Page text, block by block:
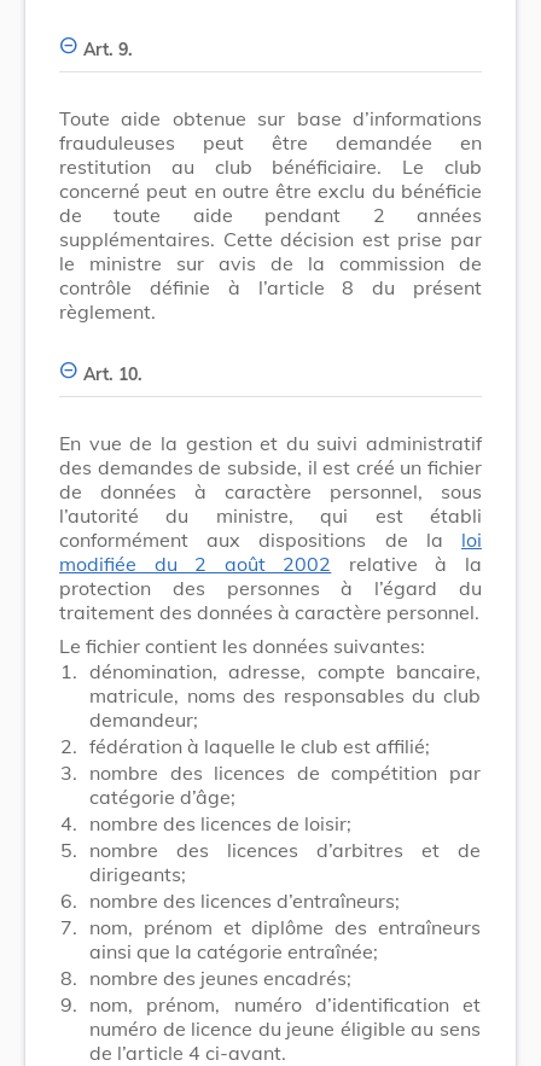
Art. 9.
Toute aide obtenue sur base d’informations
frauduleuses peut être demandée en
restitution au club bénéficiaire. Le club
concerné peut en outre être exclu du bénéficie
de toute aide pendant 2 années
supplémentaires. Cette décision est prise par
le ministre sur avis de la commission de
contrôle définie à l’article 8 du présent
règlement.
Art. 10.
En vue de la gestion et du suivi administratif
des demandes de subside, il est créé un fichier
de données à caractère personnel, sous
l’autorité du ministre, qui est établi
conformément aux dispositions de la loi
modifiée du 2 août 2002 relative à la
protection des personnes à l’égard du
traitement des données à caractère personnel.
Le fichier contient les données suivantes:
1. dénomination, adresse, compte bancaire,
matricule, noms des responsables du club
demandeur;
2. fédération à laquelle le club est affilié;
3. nombre des licences de compétition par
catégorie d’âge;
4. nombre des licences de loisir;
5. nombre des licences d’arbitres et de
dirigeants;
6. nombre des licences d’entraîneurs;
7. nom, prénom et diplôme des entraîneurs
ainsi que la catégorie entraînée;
8. nombre des jeunes encadrés;
9. nom, prénom, numéro d’identification et
numéro de licence du jeune éligible au sens
de l’article 4 ci-avant.